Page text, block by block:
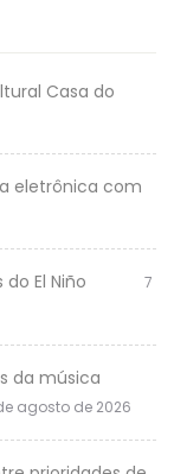
Casa do
eletrônica com
El Niño
7
da música
agosto de 2026